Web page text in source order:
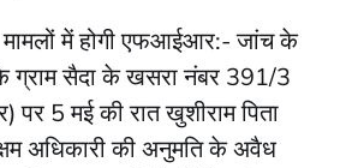
में होगी एफआईआर:- जांच के
ग्राम सैदा के खसरा नंबर 391/3
पर 5 मई की रात खुशीराम पिता
सक्षम अधिकारी की अनुमति के अवैध